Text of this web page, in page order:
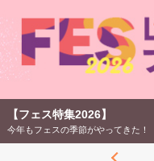
【フェス特集2026】
今年もフェスの季節がやってきた！